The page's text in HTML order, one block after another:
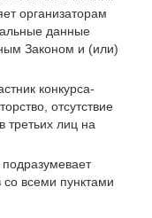
организаторам
данные
Законом и (или)
конкурса-
отсутствие
третьих лиц на
со всеми пунктами